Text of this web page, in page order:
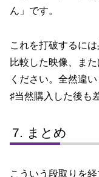
ん」です。
これを打破するに
比較した映像、ま
ください。全然違い
♯当然購入した後も
まとめ
こういう段取りを